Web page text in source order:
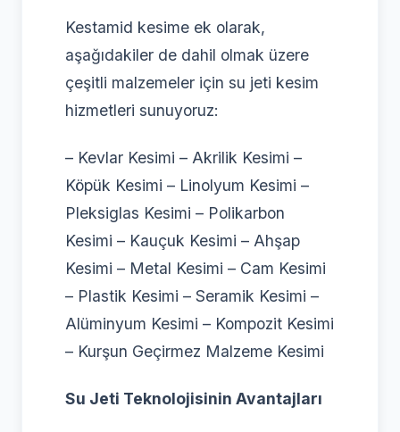
Kestamid kesime ek olarak,
aşağıdakiler de dahil olmak üzere
çeşitli malzemeler için su jeti kesim
hizmetleri sunuyoruz:
– Kevlar Kesimi – Akrilik Kesimi –
Köpük Kesimi – Linolyum Kesimi –
Pleksiglas Kesimi – Polikarbon
Kesimi – Kauçuk Kesimi – Ahşap
Kesimi – Metal Kesimi – Cam Kesimi
– Plastik Kesimi – Seramik Kesimi –
Alüminyum Kesimi – Kompozit Kesimi
– Kurşun Geçirmez Malzeme Kesimi
Su Jeti Teknolojisinin Avantajları